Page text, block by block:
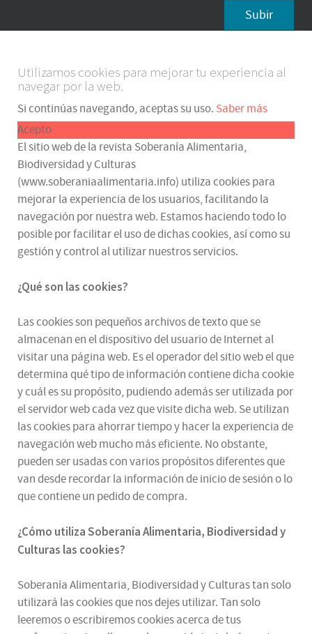
Subir
Utilizamos cookies para mejorar tu experiencia al
navegar por la web.
Si continúas navegando, aceptas su uso. Saber más
Acepto
El sitio web de la revista Soberanía Alimentaria,
Biodiversidad y Culturas
(www.soberaniaalimentaria.info) utiliza cookies para
mejorar la experiencia de los usuarios, facilitando la
navegación por nuestra web. Estamos haciendo todo lo
posible por facilitar el uso de dichas cookies, así como su
gestión y control al utilizar nuestros servicios.
¿Qué son las cookies?
Las cookies son pequeños archivos de texto que se
almacenan en el dispositivo del usuario de Internet al
visitar una página web. Es el operador del sitio web el que
determina qué tipo de información contiene dicha cookie
y cuál es su propósito, pudiendo además ser utilizada por
el servidor web cada vez que visite dicha web. Se utilizan
las cookies para ahorrar tiempo y hacer la experiencia de
navegación web mucho más eficiente. No obstante,
pueden ser usadas con varios propósitos diferentes que
van desde recordar la información de inicio de sesión o lo
que contiene un pedido de compra.
¿Cómo utilizaSoberanía Alimentaria, Biodiversidad y
Culturas las cookies?
Soberanía Alimentaria, Biodiversidad y Culturas tan solo
utilizará las cookies que nos dejes utilizar. Tan solo
leeremos o escribiremos cookies acerca de tus